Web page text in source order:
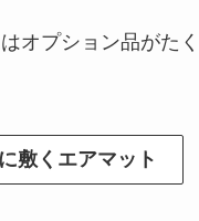
オプション品がた
敷くエアマット